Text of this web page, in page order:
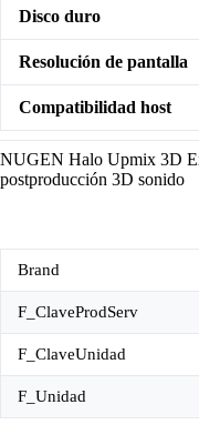
Disco duro
Resolución de pantalla
Compatibilidad host
NUGEN Halo Upmix 3D
postproducción 3D sonido
Brand
F_ClaveProdServ
F_ClaveUnidad
F_Unidad